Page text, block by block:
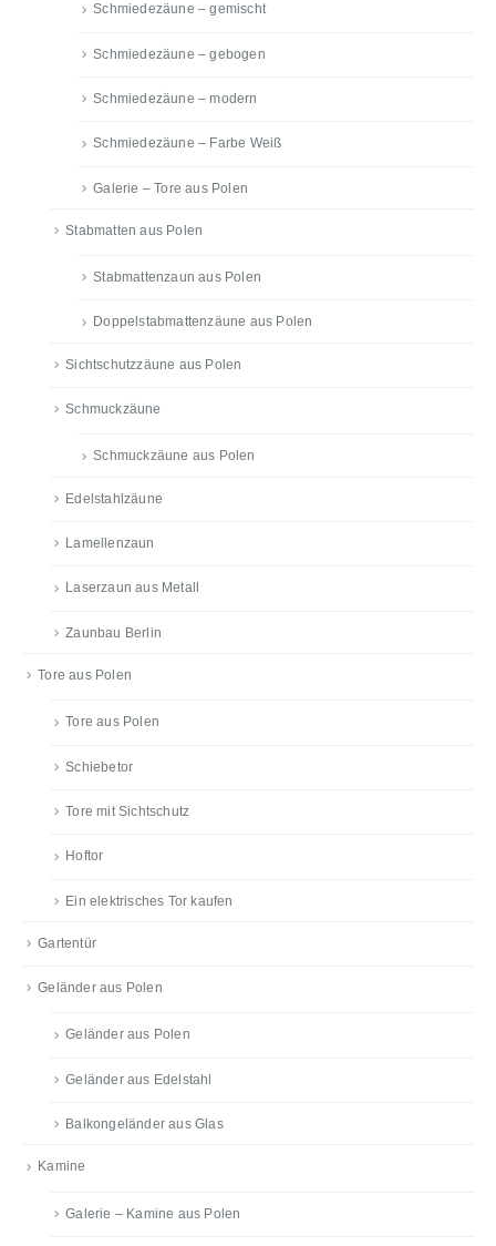
Schmiedezäune – gemischt
Schmiedezäune – gebogen
Schmiedezäune – modern
Schmiedezäune – Farbe Weiß
Galerie – Tore aus Polen
Stabmatten aus Polen
Stabmattenzaun aus Polen
Doppelstabmattenzäune aus Polen
Sichtschutzzäune aus Polen
Schmuckzäune
Schmuckzäune aus Polen
Edelstahlzäune
Lamellenzaun
Laserzaun aus Metall
Zaunbau Berlin
Tore aus Polen
Tore aus Polen
Schiebetor
Tore mit Sichtschutz
Hoftor
Ein elektrisches Tor kaufen
Gartentür
Geländer aus Polen
Geländer aus Polen
Geländer aus Edelstahl
Balkongeländer aus Glas
Kamine
Galerie – Kamine aus Polen